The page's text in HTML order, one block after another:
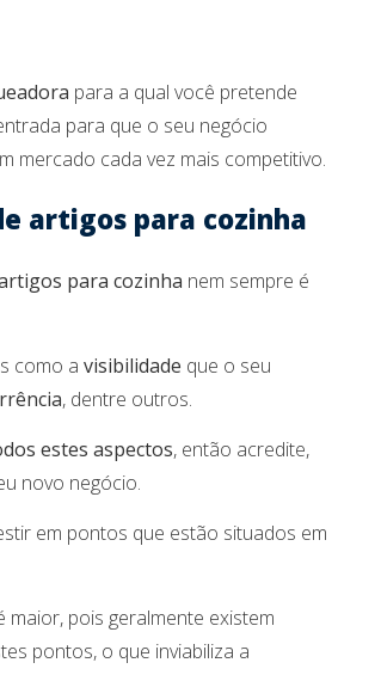
para a qual você pretende
para que o seu negócio
mercado cada vez mais competitivo.
artigos para cozinha
para cozinha nem sempre é
como a visibilidade que o seu
, dentre outros.
estes aspectos, então acredite,
novo negócio.
em pontos que estão situados em
pois geralmente existem
pontos, o que inviabiliza a